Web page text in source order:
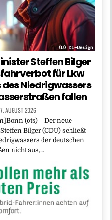
Steffen Bilger
für Lkw
Niedrigwassers
fallen
7. AUGUST 2026
(ots) – Der neue
Bilger (CDU) schließt
der deutschen
nicht aus,…